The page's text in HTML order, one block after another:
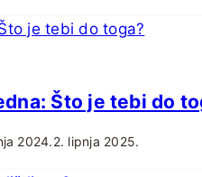
Što je tebi do
2024.2. lipnja 2025.